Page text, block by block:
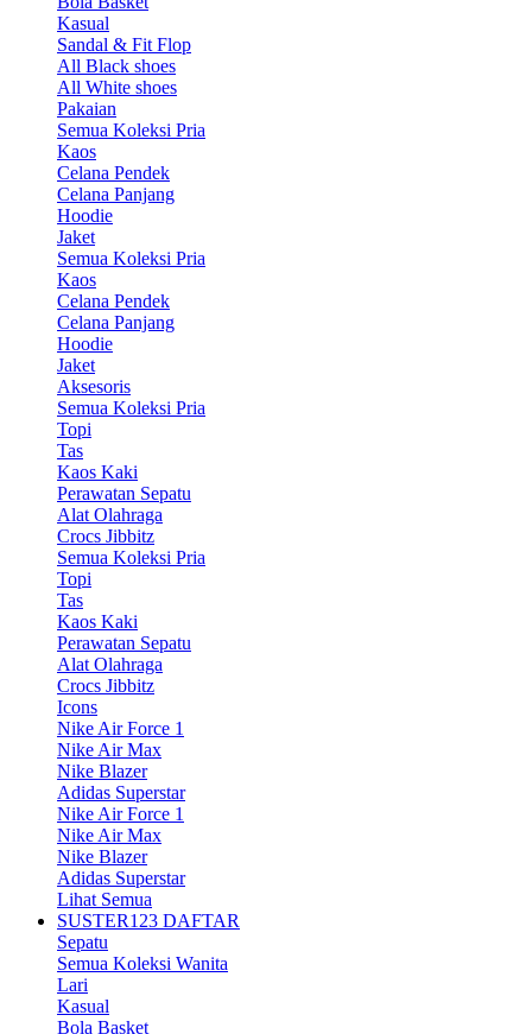
Kasual
Sandal & Fit Flop
All Black shoes
All White shoes
Pakaian
Semua Koleksi Pria
Kaos
Celana Pendek
Celana Panjang
Hoodie
Jaket
Semua Koleksi Pria
Kaos
Celana Pendek
Celana Panjang
Hoodie
Jaket
Aksesoris
Semua Koleksi Pria
Topi
Tas
Kaos Kaki
Perawatan Sepatu
Alat Olahraga
Crocs Jibbitz
Semua Koleksi Pria
Topi
Tas
Kaos Kaki
Perawatan Sepatu
Alat Olahraga
Crocs Jibbitz
Icons
Nike Air Force 1
Nike Air Max
Nike Blazer
Adidas Superstar
Nike Air Force 1
Nike Air Max
Nike Blazer
Adidas Superstar
Lihat Semua
SUSTER123 DAFTAR
Sepatu
Semua Koleksi Wanita
Lari
Kasual
Bola Basket